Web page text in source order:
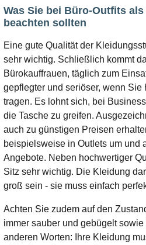
Was Sie bei Büro-Outfits
beachten sollten
Eine gute Qualität der
sehr wichtig. Schließlich kommt
Bürokauffrauen, täglich zum
gepflegter und seriöser, wenn
tragen. Es lohnt sich, bei
die Tasche zu greifen.
auch zu günstigen Preisen
beispielsweise in Outlets um und
Angebote. Neben hochwertiger
Sitz sehr wichtig. Die Kleidung
groß sein - sie muss einfach
Achten Sie zudem auf den
immer sauber und gebügelt
anderen Worten: Ihre Kleidung